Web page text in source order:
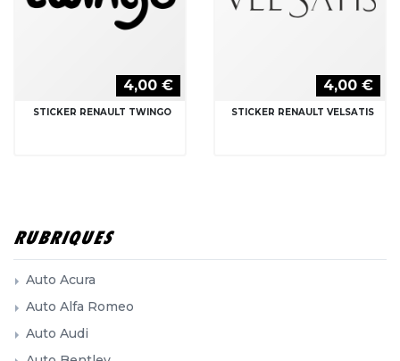
4,00 €
STICKER RENAULT TWINGO
4,00 €
STICKER RENAULT VELSATIS
RUBRIQUES
Auto Acura
Auto Alfa Romeo
Auto Audi